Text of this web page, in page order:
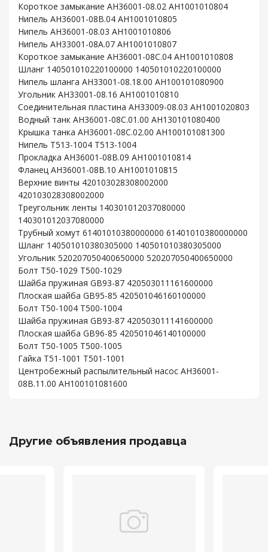
Короткое замыкание AH36001-08.02 AH1001010804
Нипель AH36001-08B.04 AH1001010805
Нипель AH36001-08.03 AH1001010806
Нипель AH33001-08A.07 AH1001010807
Короткое замыкание AH36001-08C.04 AH1001010808
Шланг 140501010220100000 140501010220100000
Нипель шланга AH33001-08.18.00 AH100101080900
Угольник AH33001-08.16 AH1001010810
Соединительная пластина AH33009-08.03 AH1001020803
Водный танк AH36001-08C.01.00 AH130101080400
Крышка танка AH36001-08C.02.00 AH100101081300
Нипель T513-1004 T513-1004
Прокладка AH36001-08B.09 AH1001010814
Фланец AH36001-08B.10 AH1001010815
Верхние винты 420103028308002000
420103028308002000
Треугольник ленты 140301012037080000
140301012037080000
Трубный хомут 61401010380000000 61401010380000000
Шланг 140501010380305000 140501010380305000
Угольник 520207050400650000 520207050400650000
Болт T50-1029 T500-1029
Шайба пружиная GB93-87 420503011161600000
Плоская шайба GB95-85 420501046160100000
Болт T50-1004 T500-1004
Шайба пружиная GB93-87 420503011141600000
Плоская шайба GB96-85 420501046140100000
Болт T50-1005 T500-1005
Гайка T51-1001 T501-1001
Центробежный распылительный насос AH36001-
08B.11.00 AH100101081600
Другие объявления продавца